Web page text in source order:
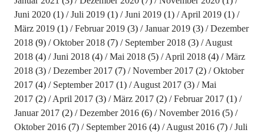
Juni 2020(1) Juli 2019(1) Juni 2019(1) April 2019(1)
März 2019(1) Februar 2019(3) Januar 2019(3)
Dezember
2018(9) Oktober 2018(7) September 2018(3)
August
2018(4) Juni 2018(4) Mai 2018(5) April 2018(4)
März
2018(3) Dezember 2017(7) November 2017(2)
Oktober
2017(4) September 2017(1) August 2017(3)
Mai
2017(2) April 2017(3) März 2017(2) Februar 2017(1)
Januar 2017(2) Dezember 2016(6) November 2016(5)
Oktober 2016(7) September 2016(4) August 2016(7)
Juli